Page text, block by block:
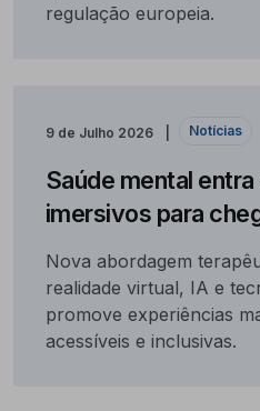
regulação europeia.
9 de Julho 2026 Notícias
Saúde mental
imersivos para
Nova abordagem
realidade virtual, IA e
promove experiências
acessíveis e inclusivas.